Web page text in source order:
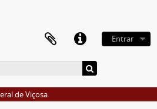
Entrar
de Viçosa